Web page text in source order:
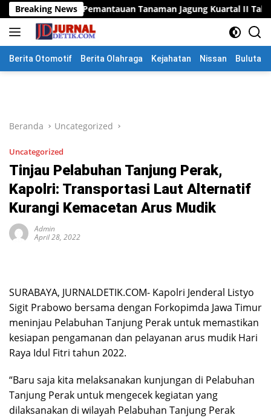
Langsung
ke
konten
Breaking News
Pemantauan Tanaman Jagung Kuartal II Tahun 2026
Berita Otomotif Berita Olahraga Kejahatan Nissan
Beranda Uncategorized
Uncategorized
Tinjau Pelabuhan Tanjung Perak,
Kapolri: Transportasi Laut Alternatif
Kurangi Kemacetan Arus Mudik
Admin
April 28, 2022
SURABAYA, JURNALDETIK.COM- Kapolri Jenderal Listyo
Sigit Prabowo bersama dengan Forkopimda Jawa Timur
meninjau Pelabuhan Tanjung Perak untuk memastikan
kesiapan pengamanan dan pelayanan arus mudik Hari
Raya Idul Fitri tahun 2022.
“Baru saja kita melaksanakan kunjungan di Pelabuhan
Tanjung Perak untuk mengecek kegiatan yang
dilaksanakan di wilayah Pelabuhan Tanjung Perak